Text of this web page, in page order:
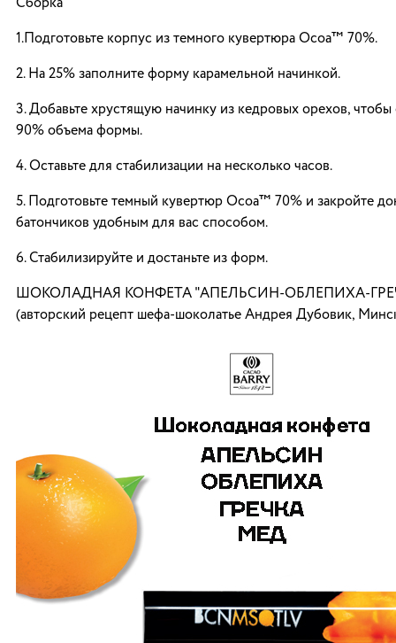
Сборка
1.Подготовьте корпус из темного кувертюра Ocoa™ 70%.
2. На 25% заполните форму карамельной начинкой.
3. Добавьте хрустящую начинку из кедровых орехов, чтобы
90% объема формы.
4. Оставьте для стабилизации на несколько часов.
5. Подготовьте темный кувертюр Ocoa™ 70% и закройте
батончиков удобным для вас способом.
6. Стабилизируйте и достаньте из форм.
ШОКОЛАДНАЯ КОНФЕТА "АПЕЛЬСИН-ОБЛЕПИХА-
(авторский рецепт шефа-шоколатье Андрея Дубовик,